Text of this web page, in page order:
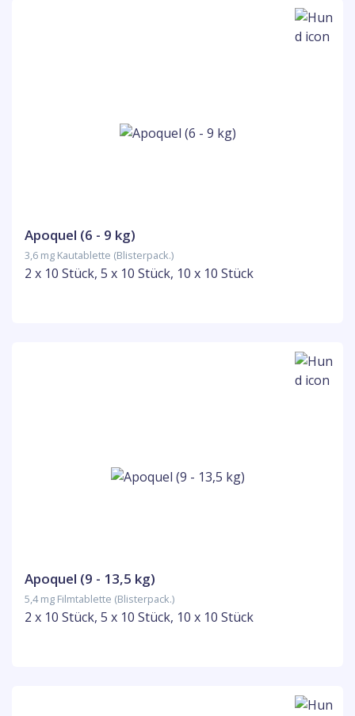
Apoquel (6 - 9 kg)
3,6 mg Kautablette (Blisterpack.)
2 x 10 Stück, 5 x 10 Stück, 10 x 10 Stück
Apoquel (9 - 13,5 kg)
5,4 mg Filmtablette (Blisterpack.)
2 x 10 Stück, 5 x 10 Stück, 10 x 10 Stück